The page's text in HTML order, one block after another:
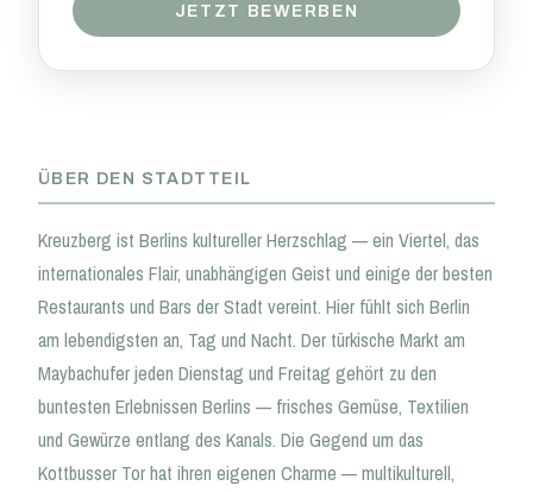
JETZT BEWERBEN
ÜBER DEN STADTTEIL
Kreuzberg ist Berlins kultureller Herzschlag — ein Viertel, das
internationales Flair, unabhängigen Geist und einige der besten
Restaurants und Bars der Stadt vereint. Hier fühlt sich Berlin
am lebendigsten an, Tag und Nacht. Der türkische Markt am
Maybachufer jeden Dienstag und Freitag gehört zu den
buntesten Erlebnissen Berlins — frisches Gemüse, Textilien
und Gewürze entlang des Kanals. Die Gegend um das
Kottbusser Tor hat ihren eigenen Charme — multikulturell,